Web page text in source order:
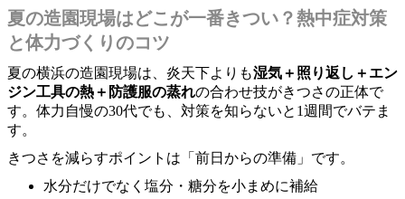
夏の造園現場はどこが一番きつい？熱中症対策
と体力づくりのコツ
夏の横浜の造園現場は、炎天下よりも湿気＋照り返し＋エン
ジン工具の熱＋防護服の蒸れの合わせ技がきつさの正体で
す。体力自慢の30代でも、対策を知らないと1週間でバテま
す。
きつさを減らすポイントは「前日からの準備」です。
水分だけでなく塩分・糖分を小まめに補給